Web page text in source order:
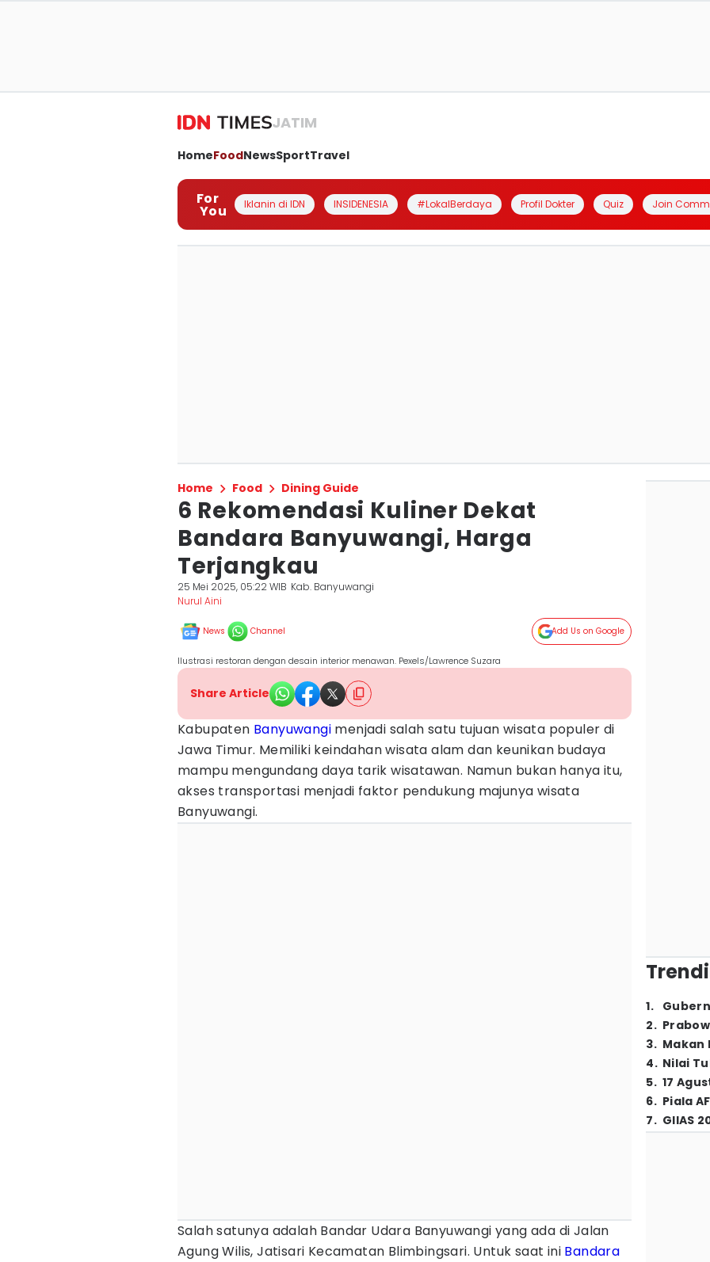
JATIM
HomeFoodNewsSportTravel
For
You Iklanin di IDN INSIDENESIA #LokalBerdaya Profil Dokter Quiz Join
Home Food Dining Guide
6 Rekomendasi Kuliner Dekat
Bandara Banyuwangi, Harga
Terjangkau
25 Mei 2025, 05:22 WIB Kab. Banyuwangi
Nurul Aini
News Channel Add Us on Google
Ilustrasi restoran dengan desain interior menawan. Pexels/Lawrence Suzara
Share Article
Kabupaten Banyuwangi menjadi salah satu tujuan wisata populer di
Jawa Timur. Memiliki keindahan wisata alam dan keunikan budaya
mampu mengundang daya tarik wisatawan. Namun bukan hanya itu,
akses transportasi menjadi faktor pendukung majunya wisata
Banyuwangi.
Salah satunya adalah Bandar Udara Banyuwangi yang ada di Jalan
Agung Wilis, Jatisari Kecamatan Blimbingsari. Untuk saat ini Bandara
1.
2.
3. Makan
4. Nilai
5. 17
6. Piala
7. GIIAS